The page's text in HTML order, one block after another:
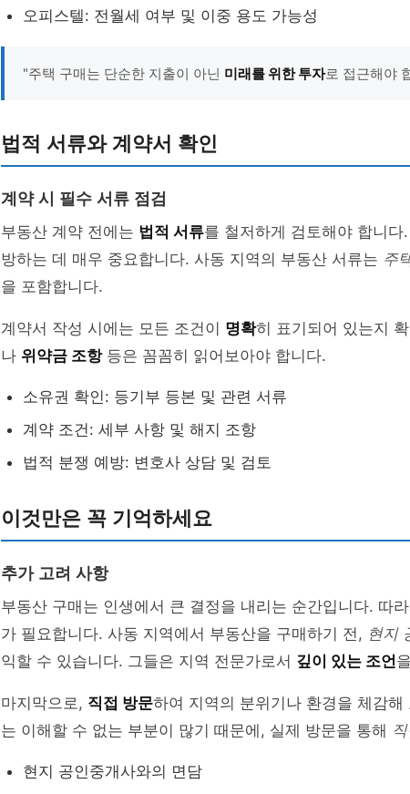
오피스텔: 전월세 여부 및 이중 용도 가능성
"주택 구매는 단순한 지출이 아닌 미래를 위한 투자로 접근해야
법적 서류와 계약서 확인
계약 시 필수 서류 점검
부동산 계약 전에는 법적 서류를 철저하게 검토해야 합니
방하는 데 매우 중요합니다. 사동 지역의 부동산 서류는 주
을 포함합니다.
계약서 작성 시에는 모든 조건이 명확히 표기되어 있는지
나 위약금 조항등은 꼼꼼히 읽어보아야 합니다.
소유권 확인: 등기부 등본 및 관련 서류
계약 조건: 세부 사항 및 해지 조항
법적 분쟁 예방: 변호사 상담 및 검토
이것만은 꼭 기억하세요
추가 고려 사항
부동산 구매는 인생에서 큰 결정을 내리는 순간입니다. 따
가 필요합니다. 사동 지역에서 부동산을 구매하기 전, 현지
익할 수 있습니다. 그들은 지역 전문가로서 깊이 있는 조언
마지막으로, 직접 방문하여 지역의 분위기나 환경을 체감
는 이해할 수 없는 부분이 많기 때문에, 실제 방문을 통해
현지 공인중개사와의 면담